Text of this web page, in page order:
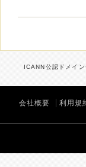
ICANN公認ドメイ
会社概要 利用規